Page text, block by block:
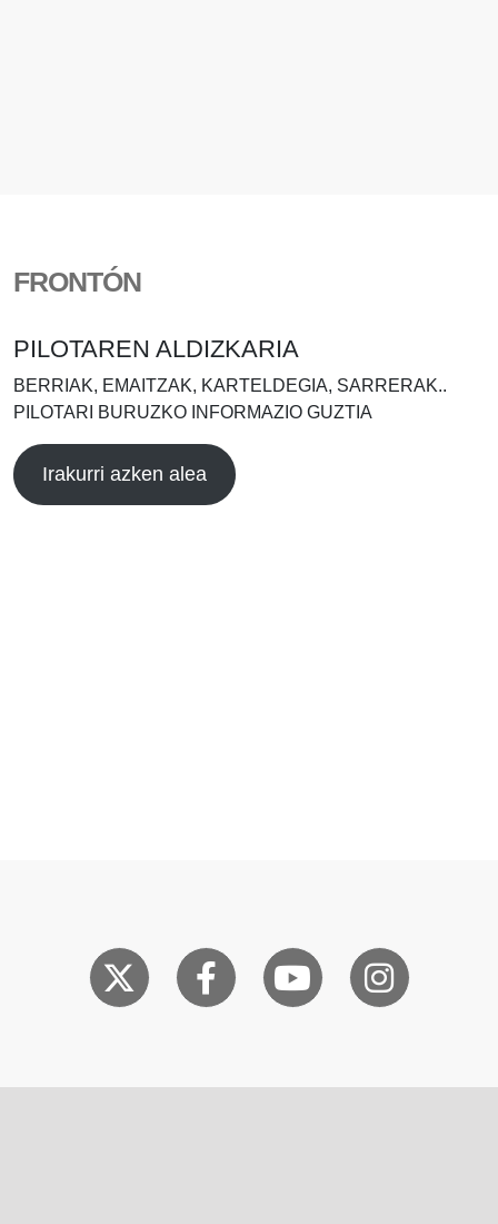
FRONTÓN
PILOTAREN ALDIZKARIA
BERRIAK, EMAITZAK, KARTELDEGIA, SARRERAK..
PILOTARI BURUZKO INFORMAZIO GUZTIA
Irakurri azken alea